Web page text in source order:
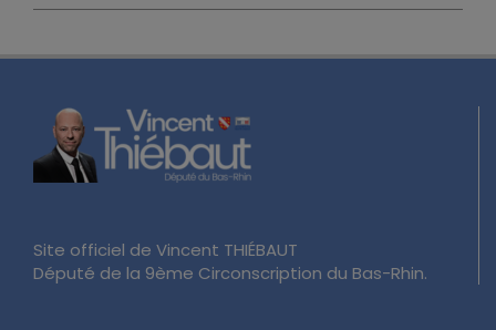
Site officiel de Vincent THIÉBAUT
Député de la 9ème Circonscription du Bas-Rhin.